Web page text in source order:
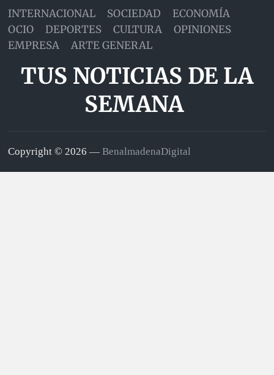
INTERNACIONAL SOCIEDAD
ECONOMÍA
OCIO
DEPORTES CULTURA
OPINIONES
EMPRESA
ARTE GENERAL
TUS NOTICIAS DE LA
SEMANA
Copyright © 2026 —BenalmadenaDigital